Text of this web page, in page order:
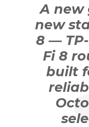
A new
new
8 —
Fi 8
built